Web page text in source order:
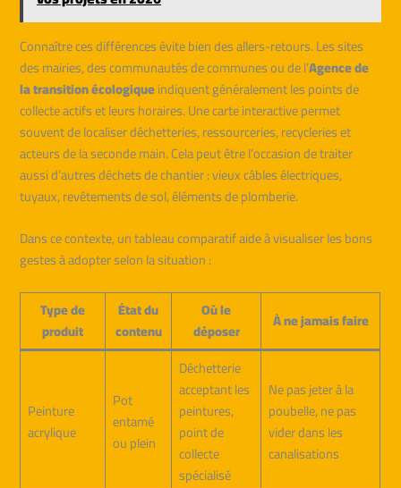
Connaître ces différences évite bien des allers-retours. Les sites
des mairies, des communautés de communes ou de l’Agence de
la transition écologiqueindiquent généralement les points de
collecte actifs et leurs horaires. Une carte interactive permet
souvent de localiser déchetteries, ressourceries, recycleries et
acteurs de la seconde main. Cela peut être l’occasion de traiter
aussi d’autres déchets de chantier : vieux câbles électriques,
tuyaux, revêtements de sol, éléments de plomberie.
Dans ce contexte, un tableau comparatif aide à visualiser les bons
gestes à adopter selon la situation :
Type de
produit
État du
contenu
Où le
déposer
À ne jamais faire
Peinture
acrylique
Pot
entamé
ou plein
Déchetterie
acceptant les
peintures,
point de
collecte
spécialisé
Ne pas jeter à la
poubelle, ne pas
vider dans les
canalisations